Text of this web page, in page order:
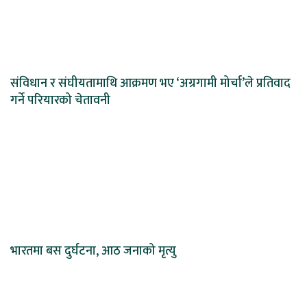
संविधान र संघीयतामाथि आक्रमण भए ‘अग्रगामी मोर्चा’ले प्रतिवाद
गर्ने परियारको चेतावनी
भारतमा बस दुर्घटना, आठ जनाको मृत्यु